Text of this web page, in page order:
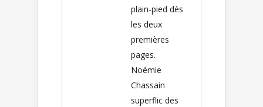
plain-pied dès
les deux
premières
pages.
Noémie
Chassain
superflic des